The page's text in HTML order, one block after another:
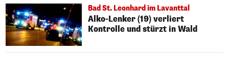
Bad St. Leonhard im Lavanttal
Alko-Lenker (19) verliert
Kontrolle und stürzt in Wald